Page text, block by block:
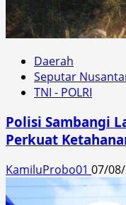
Daerah
Seputar
TNI - POLRI
Polisi Sambangi
Perkuat
KamiluProbo01 07/